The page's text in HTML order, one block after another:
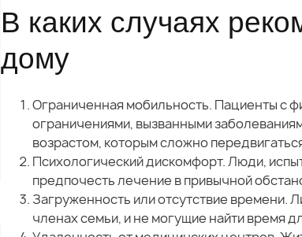
В каких случаях
дому
Ограниченная мобильность. Пациенты с
ограничениями, вызванными
возрастом, которым сложно
Психологический дискомфорт. Люди,
предпочесть лечение в привычной
Загруженность или отсутствие времени.
членах семьи, и не могущие найти время